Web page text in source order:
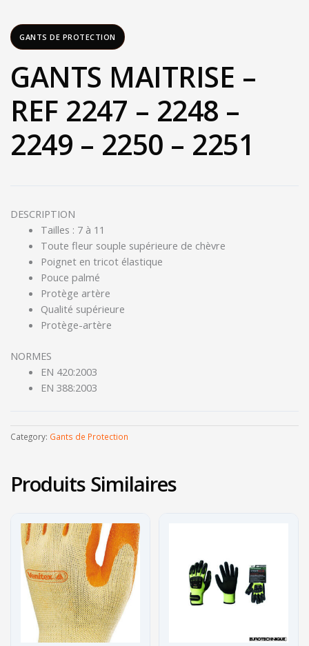
GANTS DE PROTECTION
GANTS MAITRISE –
REF 2247 – 2248 –
2249 – 2250 – 2251
DESCRIPTION
Tailles : 7 à 11
Toute fleur souple supérieure de chèvre
Poignet en tricot élastique
Pouce palmé
Protège artère
Qualité supérieure
Protège-artère
NORMES
EN 420:2003
EN 388:2003
Category: Gants de Protection
Produits Similaires